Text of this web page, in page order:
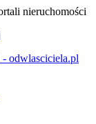
nieruchomości